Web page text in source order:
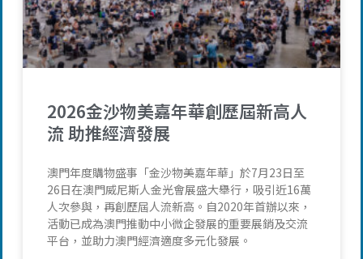
2026金沙物美嘉年華創歷屆新高人
流 助推經濟發展
澳門年度購物盛事「金沙物美嘉年華」於7月23日至
26日在澳門威尼斯人金光會展盛大舉行，吸引近16萬
人次參與，再創歷屆人流新高。自2020年首辦以來，
活動已成為澳門推動中小微企發展的重要展銷及交流
平台，並助力澳門經濟適度多元化發展。